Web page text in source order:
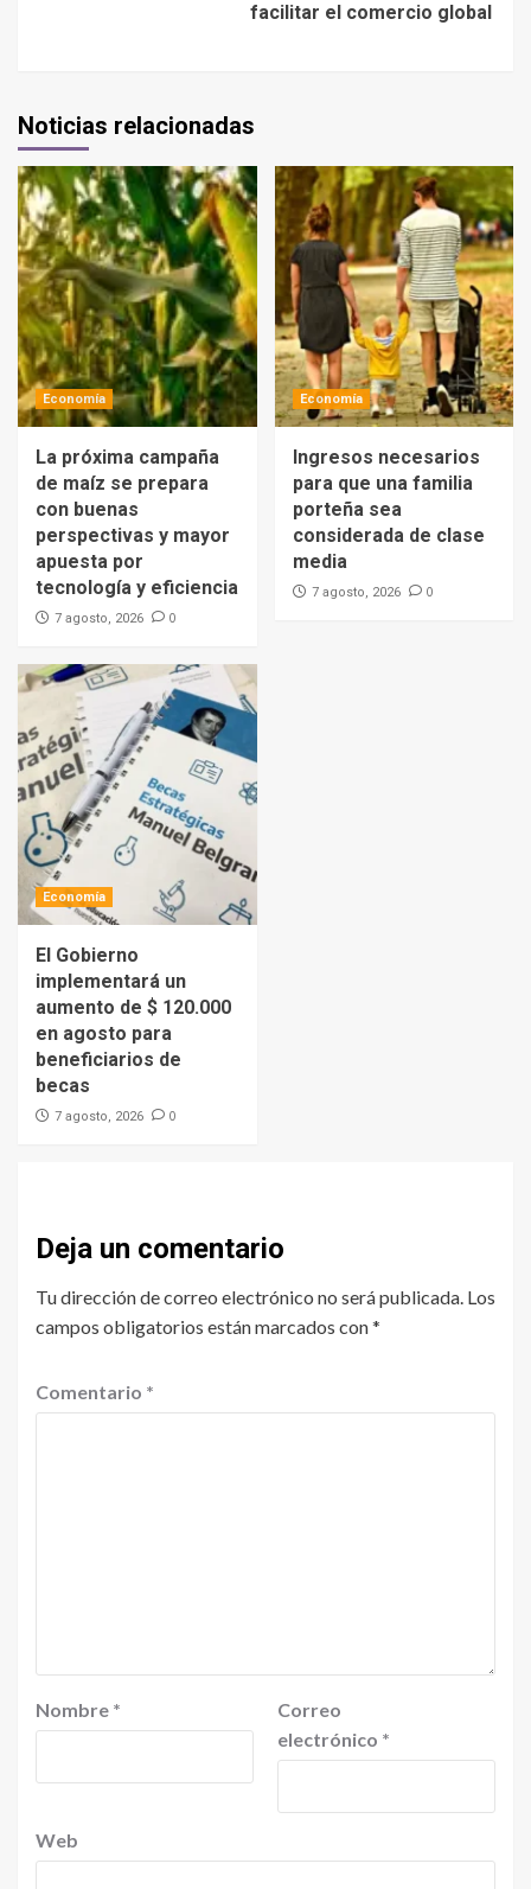
facilitar el comercio global
Noticias relacionadas
Economía
La próxima campaña
de maíz se prepara
con buenas
perspectivas y mayor
apuesta por
tecnología y eficiencia
7 agosto, 2026 0
Economía
Ingresos necesarios
para que una familia
porteña sea
considerada de clase
media
7 agosto, 2026 0
Economía
El Gobierno
implementará un
aumento de $ 120.000
en agosto para
beneficiarios de
becas
7 agosto, 2026 0
Deja un comentario
Tu dirección de correo electrónico no será publicada. Los
campos obligatorios están marcados con*
Comentario *
Nombre *
Correo
electrónico *
Web